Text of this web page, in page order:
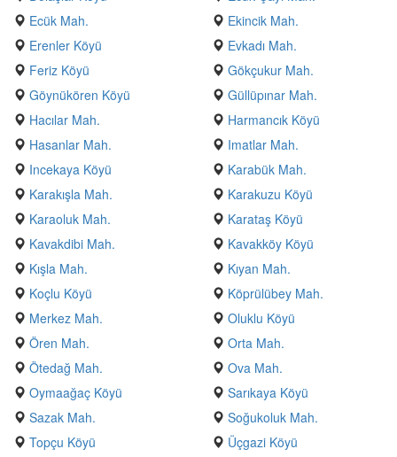
Ecük Mah.
Ekincik Mah.
Erenler Köyü
Evkadı Mah.
Feriz Köyü
Gökçukur Mah.
Göynükören Köyü
Güllüpınar Mah.
Hacılar Mah.
Harmancık Köyü
Hasanlar Mah.
Imatlar Mah.
Incekaya Köyü
Karabük Mah.
Karakışla Mah.
Karakuzu Köyü
Karaoluk Mah.
Karataş Köyü
Kavakdibi Mah.
Kavakköy Köyü
Kışla Mah.
Kıyan Mah.
Koçlu Köyü
Köprülübey Mah.
Merkez Mah.
Oluklu Köyü
Ören Mah.
Orta Mah.
Ötedağ Mah.
Ova Mah.
Oymaağaç Köyü
Sarıkaya Köyü
Sazak Mah.
Soğukoluk Mah.
Topçu Köyü
Üçgazi Köyü